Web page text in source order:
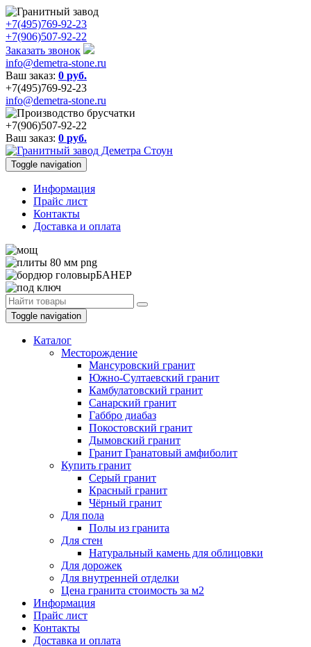
+7(495)769-92-23
+7(906)507-92-22
Заказать звонок
info@demetra-stone.ru
Ваш заказ: 0 руб.
+7(495)769-92-23
info@demetra-stone.ru
+7(906)507-92-22
Ваш заказ: 0 руб.
Toggle navigation
Информация
Прайс лист
Контакты
Доставка и оплата
Toggle navigation
Каталог
Месторождение
Мансуровский гранит
Южно-Султаевский гранит
Камбулатовский гранит
Санарский гранит
Габбро диабаз
Покостовский гранит
Дымовский гранит
Гранит Гранатовый амфиболит
Купить гранит
Серый гранит
Красный гранит
Чёрный гранит
Для пола
Полы из гранита
Для стен
Натуральный камень для облицовки
Для дорожек
Для внутренней отделки
Цена гранита стоимость за м2
Информация
Прайс лист
Контакты
Доставка и оплата